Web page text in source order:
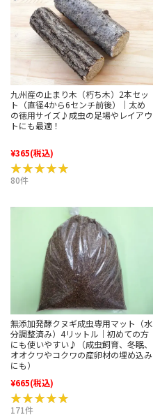
九州産の止まり木（朽ち木）2本セッ
ト（直径4から6センチ前後）｜太め
の徳用サイズ♪成虫の足場やレイアウ
トにも最適！
¥365(税込)
★★★★★
★★★★★
80件
無添加発酵クヌギ成虫専用マット（水
分調整済み）4リットル｜初めての方
にも使いやすい♪（成虫飼育、冬眠、
オオクワやコクワの産卵材の埋め込み
にも）
¥665(税込)
★★★★★
★★★★★
171件